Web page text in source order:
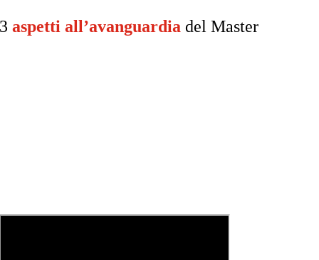
3aspetti all’avanguardia del Master